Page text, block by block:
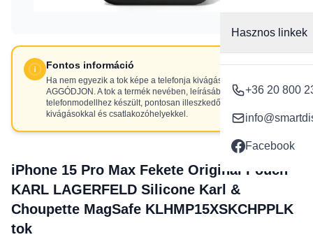
Hasznos linkek
+36 20 800
Facebook
Fontos információ
Ha nem egyezik a tok képe a telefonja kivágásaival, NE
AGGÓDJON. A tok a termék nevében, leírásában szereplő
telefonmodellhez készült, pontosan illeszkedő
kivágásokkal és csatlakozóhelyekkel.
iPhone 15 Pro Max Fekete Original Pouch
KARL LAGERFELD Silicone Karl &
Choupette MagSafe KLHMP15XSKCHPPLK
tok